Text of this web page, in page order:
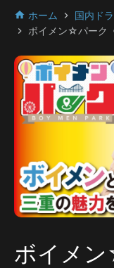
home ホーム chevron_right 国内ド
chevron_right ボイメン☆パーク
ボイメ